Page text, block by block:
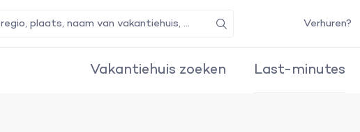
Zoeken Verhuren?
Vakantiehuis zoeken Last-minutes